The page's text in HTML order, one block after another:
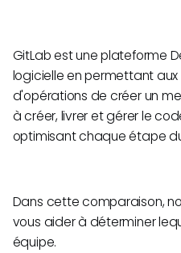
GitLab est une plateforme
logicielle en permettant
d'opérations de créer un
à créer, livrer et gérer le
optimisant chaque étape
Dans cette comparaison,
vous aider à déterminer
équipe.